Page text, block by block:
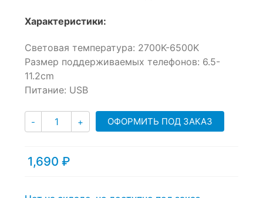
on
customer
ratings
Характеристики:
Световая температура: 2700K-6500K
Размер поддерживаемых телефонов: 6.5-
11.2cm
Питание: USB
- Количество
+ ОФОРМИТЬ ПОД ЗАКАЗ
1,690 ₽